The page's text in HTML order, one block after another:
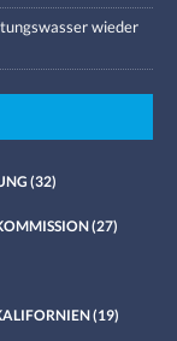
wieder
(32)
(27)
(19)